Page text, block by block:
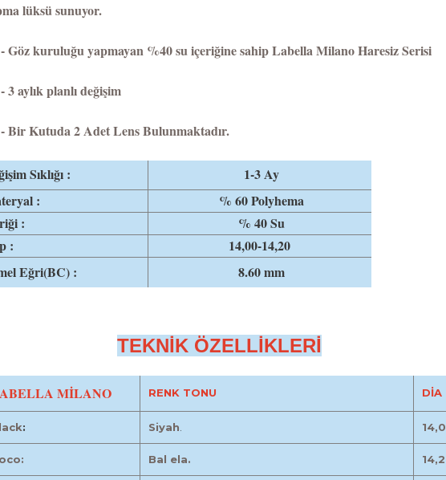
lüksü sunuyor.
kuruluğu yapmayan %40 su içeriğine sahip Labella Milano Haresiz Serisi
aylık planlı değişim
Kutuda 2 Adet Lens Bulunmaktadır.
Sıklığı :
1-3 Ay
:
% 60 Polyhema
:
% 40 Su
:
14,00-14,20
Eğri(BC) :
8.60 mm
TEKNİK ÖZELLİKLERİ
MİLANO RENK TONU DİA
: Siyah 14,0
Bal ela. 14,2